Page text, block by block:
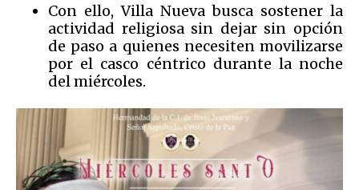
Con ello, Villa Nueva busca sostener la
actividad religiosa sin dejar sin opción
de paso a quienes necesiten movilizarse
por el casco céntrico durante la noche
del miércoles.